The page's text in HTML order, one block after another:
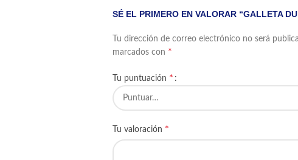
SÉ EL PRIMERO EN VALORAR “GALLETA
Tu dirección de correo electrónico no será
marcados con *
Tu puntuación *
Tu valoración *